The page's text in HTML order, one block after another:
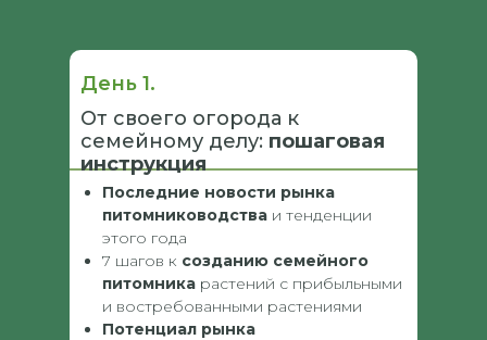
День 1.
От своего огорода к
семейному делу: пошаговая
инструкция
Последние новости рынка
питомниководства и тенденции
этого года
7 шагов к созданию семейного
питомника растений с прибыльными
и востребованными растениями
Потенциал рынка